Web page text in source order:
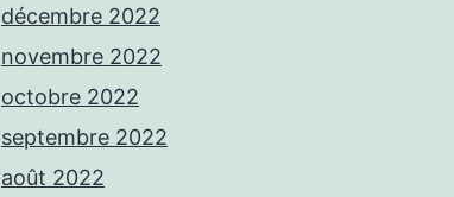
décembre 2022
novembre 2022
octobre 2022
septembre 2022
août 2022